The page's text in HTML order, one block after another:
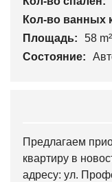
Кол-во ванных
Площадь:
58 m²
Состояние:
Предлагаем
квартиру в
адресу: ул.